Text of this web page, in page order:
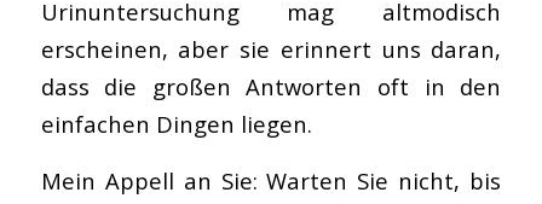
Urinuntersuchung mag altmodisch
erscheinen, aber sie erinnert uns daran,
dass die großen Antworten oft in den
einfachen Dingen liegen.
Mein Appell an Sie: Warten Sie nicht, bis